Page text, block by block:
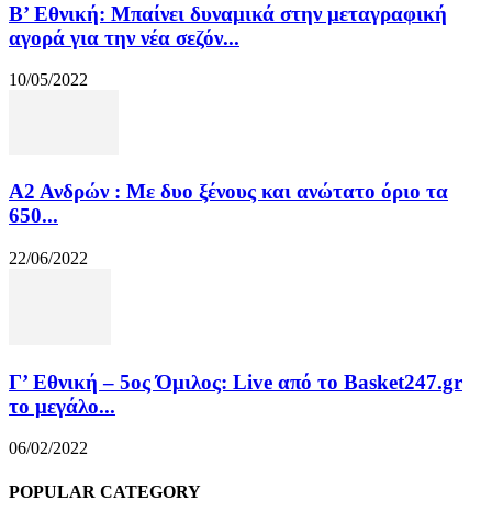
Β’ Εθνική: Μπαίνει δυναμικά στην μεταγραφική
αγορά για την νέα σεζόν...
10/05/2022
Α2 Ανδρών : Με δυο ξένους και ανώτατο όριο τα
650...
22/06/2022
Γ’ Εθνική – 5ος Όμιλος: Live από το Basket247.gr
το μεγάλο...
06/02/2022
POPULAR CATEGORY